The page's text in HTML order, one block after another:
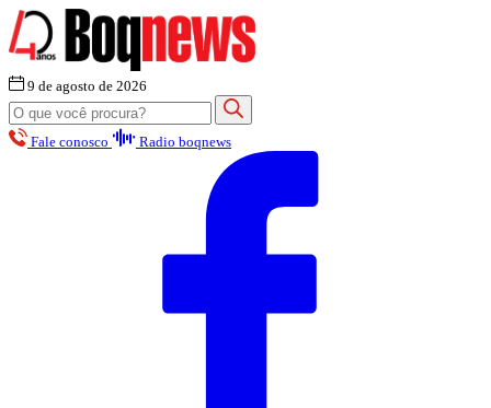
9 de agosto de 2026
Fale conosco Radio boqnews